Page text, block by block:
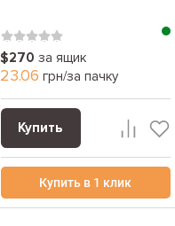
$270 за ящик
23.06 грн/за пачку
Купить
Купить в 1 клик